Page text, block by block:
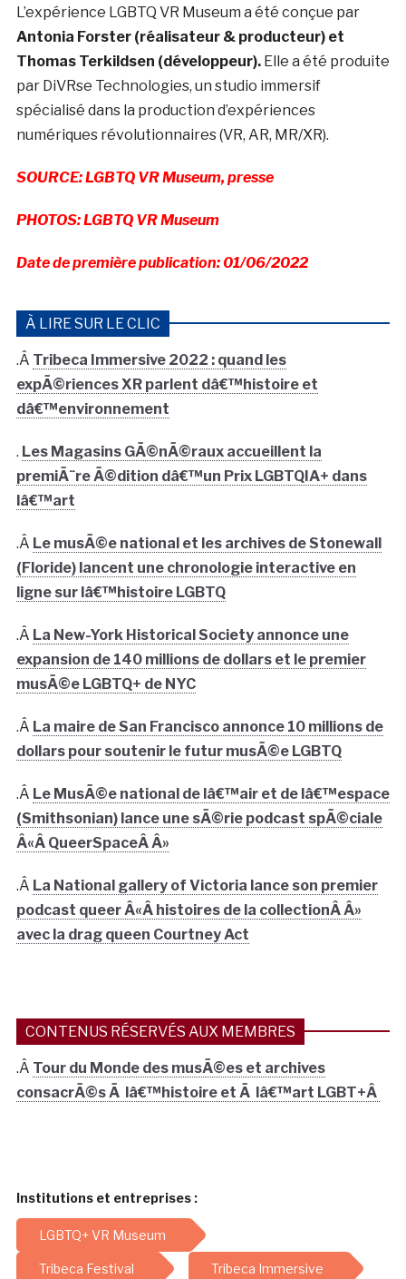
L’expérience LGBTQ VR Museum a été conçue par
Antonia Forster (réalisateur & producteur) et
Thomas Terkildsen (développeur). Elle a été produite
par DiVRse Technologies, un studio immersif
spécialisé dans la production d’expériences
numériques révolutionnaires (VR, AR, MR/XR).
SOURCE: LGBTQ VR Museum, presse
PHOTOS: LGBTQ VR Museum
Date de première publication: 01/06/2022
À LIRE SUR LE CLIC
.Â Tribeca Immersive 2022 : quand les
expÃ©riences XR parlent dâ€™histoire et
dâ€™environnement
. Les Magasins GÃ©nÃ©raux accueillent la
premiÃ¨re Ã©dition dâ€™un Prix LGBTQIA+ dans
lâ€™art
.Â Le musÃ©e national et les archives de Stonewall
(Floride) lancent une chronologie interactive en
ligne sur lâ€™histoire LGBTQ
.Â La New-York Historical Society annonce une
expansion de 140 millions de dollars et le premier
musÃ©e LGBTQ+ de NYC
.Â La maire de San Francisco annonce 10 millions de
dollars pour soutenir le futur musÃ©e LGBTQ
.Â Le MusÃ©e national de lâ€™air et de lâ€™espace
(Smithsonian) lance une sÃ©rie podcast spÃ©ciale
Â«Â QueerSpaceÂ Â»
.Â La National gallery of Victoria lance son premier
podcast queer Â«Â histoires de la collectionÂ Â»
avec la drag queen Courtney Act
CONTENUS RÉSERVÉS AUX MEMBRES
.Â Tour du Monde des musÃ©es et archives
consacrÃ©s Ã lâ€™histoire et Ã lâ€™art LGBT+Â
Institutions et entreprises :
LGBTQ+ VR Museum
Tribeca Festival Tribeca Immersive